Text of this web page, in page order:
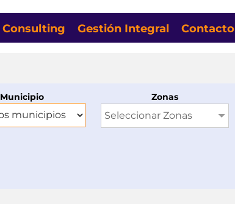
Consulting Gestión Integral Contacto
Municipio Zonas
Seleccionar Zonas